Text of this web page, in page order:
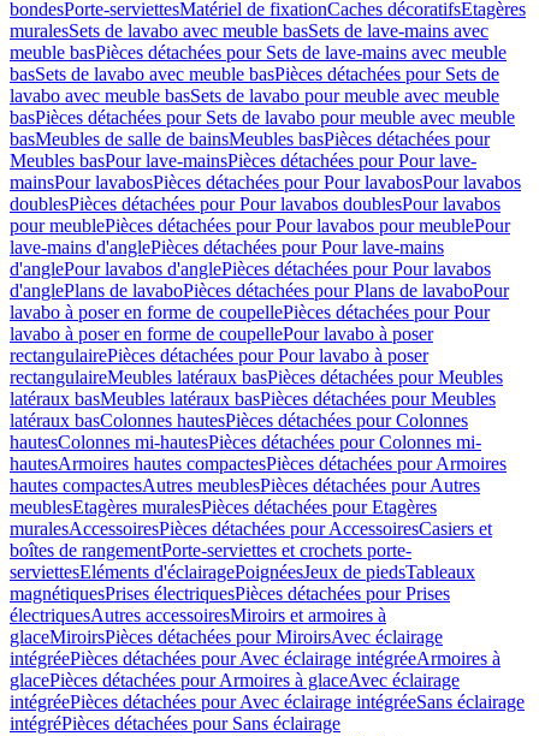
bondesPorte-serviettesMatériel de fixationCaches décoratifsEtagères
muralesSets de lavabo avec meuble basSets de lave-mains avec
meuble basPièces détachées pour Sets de lave-mains avec meuble
basSets de lavabo avec meuble basPièces détachées pour Sets de
lavabo avec meuble basSets de lavabo pour meuble avec meuble
basPièces détachées pour Sets de lavabo pour meuble avec meuble
basMeubles de salle de bainsMeubles basPièces détachées pour
Meubles basPour lave-mainsPièces détachées pour Pour lave-
mainsPour lavabosPièces détachées pour Pour lavabosPour lavabos
doublesPièces détachées pour Pour lavabos doublesPour lavabos
pour meublePièces détachées pour Pour lavabos pour meublePour
lave-mains d'anglePièces détachées pour Pour lave-mains
d'anglePour lavabos d'anglePièces détachées pour Pour lavabos
d'anglePlans de lavaboPièces détachées pour Plans de lavaboPour
lavabo à poser en forme de coupellePièces détachées pour Pour
lavabo à poser en forme de coupellePour lavabo à poser
rectangulairePièces détachées pour Pour lavabo à poser
rectangulaireMeubles latéraux basPièces détachées pour Meubles
latéraux basMeubles latéraux basPièces détachées pour Meubles
latéraux basColonnes hautesPièces détachées pour Colonnes
hautesColonnes mi-hautesPièces détachées pour Colonnes mi-
hautesArmoires hautes compactesPièces détachées pour Armoires
hautes compactesAutres meublesPièces détachées pour Autres
meublesEtagères muralesPièces détachées pour Etagères
muralesAccessoiresPièces détachées pour AccessoiresCasiers et
boîtes de rangementPorte-serviettes et crochets porte-
serviettesEléments d'éclairagePoignéesJeux de piedsTableaux
magnétiquesPrises électriquesPièces détachées pour Prises
électriquesAutres accessoiresMiroirs et armoires à
glaceMiroirsPièces détachées pour MiroirsAvec éclairage
intégréePièces détachées pour Avec éclairage intégréeArmoires à
glacePièces détachées pour Armoires à glaceAvec éclairage
intégréePièces détachées pour Avec éclairage intégréeSans éclairage
intégréPièces détachées pour Sans éclairage